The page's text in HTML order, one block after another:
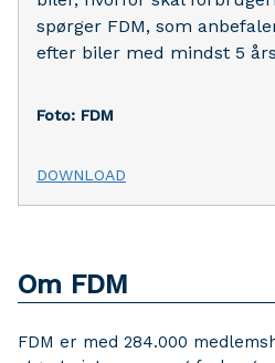
spørger FDM, som
efter biler med mindst 5
Foto: FDM
DOWNLOAD
Om FDM
FDM er med 284.000